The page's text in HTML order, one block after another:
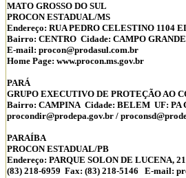
MATO GROSSO DO SUL
PROCON ESTADUAL/MS
Endereço: RUA PEDRO CELESTINO 1104
Bairro: CENTRO Cidade: CAMPO
E-mail: procon@prodasul.com.br
Home Page: www.procon.ms.gov.br
PARÁ
GRUPO EXECUTIVO DE PROTEÇÃO AO
Bairro: CAMPINA Cidade: BELEM UF: PA
procondir@prodepa.gov.br /
PARAÍBA
PROCON ESTADUAL/PB
Endereço: PARQUE SOLON DE LUCENA,
(83) 218-6959 Fax: (83) 218-5146 E-mail: